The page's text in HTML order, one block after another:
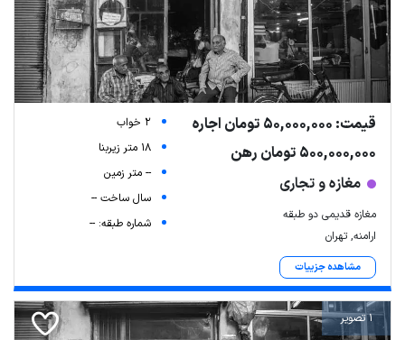
قیمت: 50,000,000 تومان اجاره
500,000,000 تومان رهن
مغازه و تجاری
مغازه قدیمی دو طبقه
ارامنه, تهران
مشاهده جزییات
2 خواب
18 متر زیربنا
-- متر زمین
سال ساخت --
شماره طبقه: --
1 تصویر